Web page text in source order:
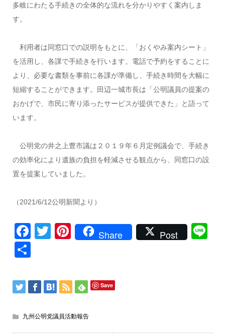
多岐にわたる手続きの全体的な流れを分かりやすく案内しま
す。
利用者は同窓口での説明をもとに、「おくやみ案内シート」
を活用し、各課で手続きを行います。電話で予約をすることに
より、必要な書類を事前に各課が準備し、手続き時間を大幅に
短縮することができます。田辺一城市長は「公明議員の提案の
おかげで、市民に寄り添ったサービスが提供できた」と語って
います。
公明党の井之上豊市議は２０１９年６月定例議会で、手続き
の効率化により遺族の負担を軽減させる観点から、同窓口の設
置を提案していました。
（2021/6/12公明新聞より）
Facebook
TwitterPinterest
Share Post
Save
九州公明党議員活動報告